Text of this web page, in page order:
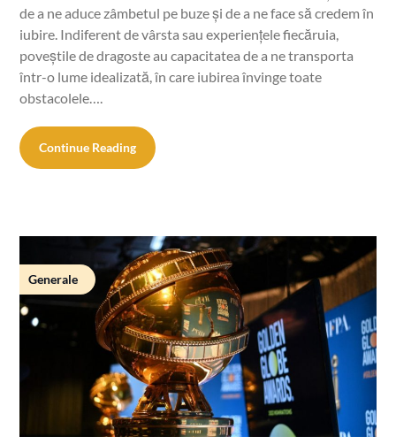
de a ne aduce zâmbetul pe buze și de a ne face să credem în
iubire. Indiferent de vârsta sau experiențele fiecăruia,
poveștile de dragoste au capacitatea de a ne transporta
într-o lume idealizată, în care iubirea învinge toate
obstacolele….
Continue Reading
Generale